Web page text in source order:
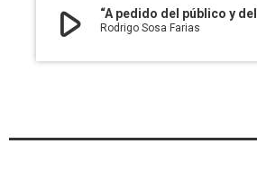
play_arrow Rodrigo Sosa Farias